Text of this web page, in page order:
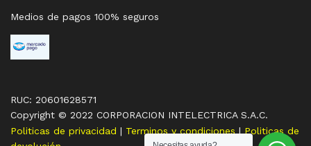
RUC: 20601628571
Copyright © 2022 CORPORACION INTELECTRICA S.A.C.
Medios de pagos 100% seguros
Politicas de privacidad | Terminos y condiciones | Politicas de